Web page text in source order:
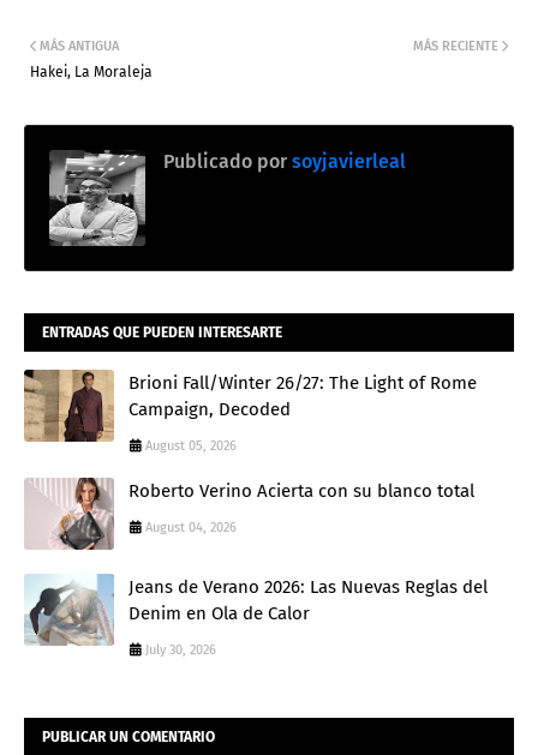
MÁS RECIENTE
MÁS ANTIGUA
Hakei, La Moraleja
Publicado por soyjavierleal
ENTRADAS QUE PUEDEN INTERESARTE
Brioni Fall/Winter 26/27: The Light of Rome
Campaign, Decoded
August 05, 2026
Roberto Verino Acierta con su blanco total
August 04, 2026
Jeans de Verano 2026: Las Nuevas Reglas del
Denim en Ola de Calor
July 30, 2026
PUBLICAR UN COMENTARIO